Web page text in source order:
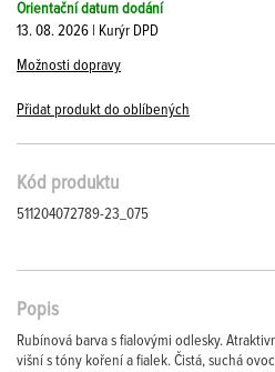
Orientační datum dodání
13. 08. 2026 | Kurýr DPD
Možnosti dopravy
Přidat produkt do oblíbených
Kód produktu
511204072789-23_075
Popis
Rubínová barva s fialovými odlesky.
višní s tóny koření a fialek. Čistá, suchá